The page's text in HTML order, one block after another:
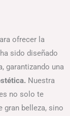
ofrecer la
sido diseñado
garantizando una
Nuestra
no solo te
gran belleza, sino